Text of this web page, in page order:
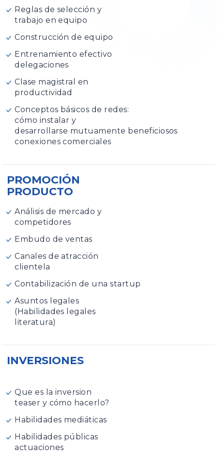
Reglas de selección y
trabajo en equipo
Construcción de equipo
Entrenamiento efectivo
delegaciones
Clase magistral en
productividad
Conceptos básicos de redes:
cómo instalar y
desarrollarse mutuamente beneficiosos
conexiones comerciales
PROMOCIÓN
PRODUCTO
Análisis de mercado y
competidores
Embudo de ventas
Canales de atracción
clientela
Contabilización de una startup
Asuntos legales
(Habilidades legales
literatura)
INVERSIONES
Que es la inversion
teaser y cómo hacerlo?
Habilidades mediáticas
Habilidades públicas
actuaciones